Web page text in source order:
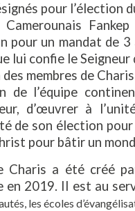
pour l’élection
Camerounais
pour un mandat de
lui confie le
membres de
de l’équipe
d’œuvrer à
de son élection
pour bâtir un
Charis a été créé
en 2019. Il est au
les écoles